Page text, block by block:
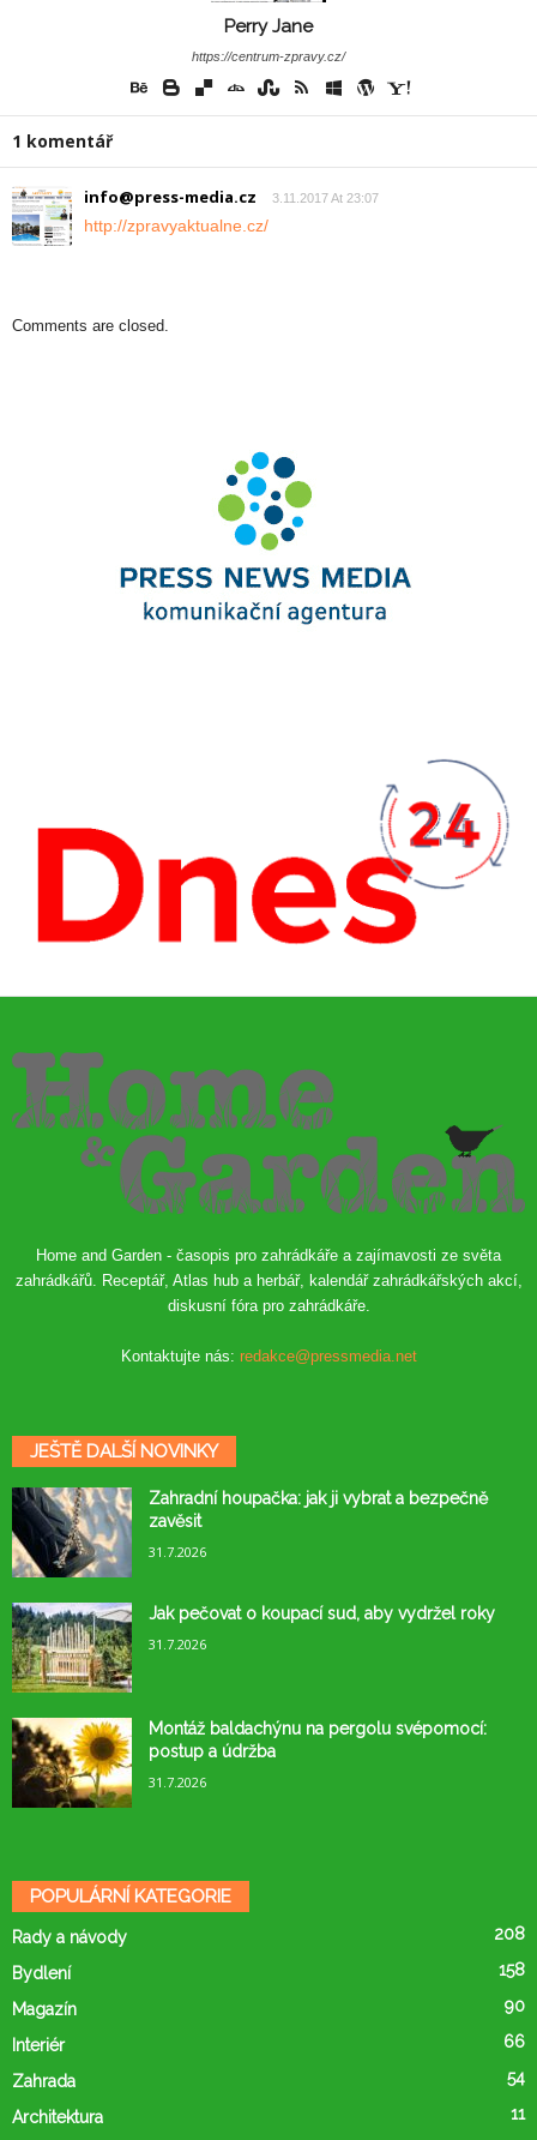
Perry Jane
https://centrum-zpravy.cz/
1 komentář
info@press-media.cz 3.11.2017 At 23:07
http://zpravyaktualne.cz/
Comments are closed.
Home and Garden - časopis pro zahrádkáře a zajímavosti ze světa
zahrádkářů. Receptář, Atlas hub a herbář, kalendář zahrádkářských akcí,
diskusní fóra pro zahrádkáře.
Kontaktujte nás: redakce@pressmedia.net
JEŠTĚ DALŠÍ NOVINKY
Zahradní houpačka: jak ji vybrat a bezpečně
zavěsit
31.7.2026
Jak pečovat o koupací sud, aby vydržel roky
31.7.2026
Montáž baldachýnu na pergolu svépomocí:
postup a údržba
31.7.2026
POPULÁRNÍ KATEGORIE
Rady a návody 208
Bydlení 158
Magazín 90
Interiér 66
Zahrada 54
Architektura
11